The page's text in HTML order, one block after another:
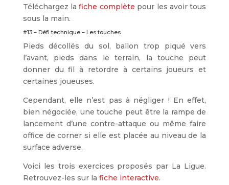
Téléchargez lafiche complète pour les avoir tous
sous la main.
#13 – Défi technique – Les touches
Pieds décollés du sol, ballon trop piqué vers
l’avant, pieds dans le terrain, la touche peut
donner du fil à retordre à certains joueurs et
certaines joueuses.
Cependant, elle n’est pas à négliger ! En effet,
bien négociée, une touche peut être la rampe de
lancement d’une contre-attaque ou même faire
office de corner si elle est placée au niveau de la
surface adverse.
Voici les trois exercices proposés par La Ligue.
Retrouvez-les sur la fiche interactive.